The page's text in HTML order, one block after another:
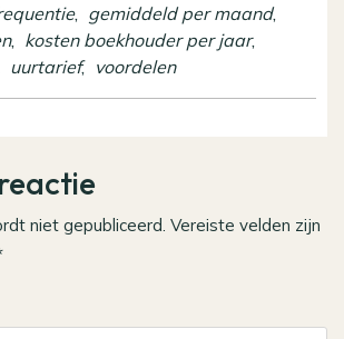
, gemiddeld per maand,
, kosten boekhouder per jaar,
uurtarief, voordelen
niet gepubliceerd. Vereiste velden zijn